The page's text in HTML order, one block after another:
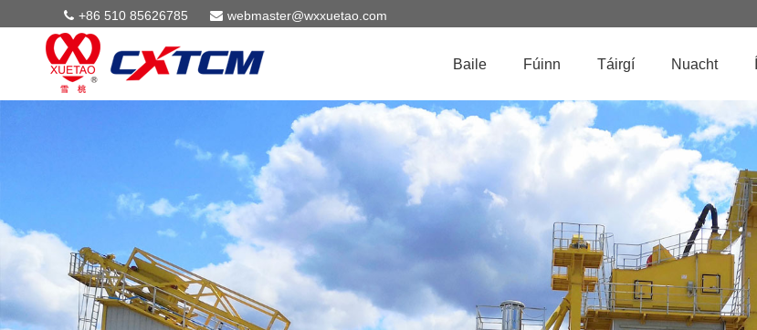
+86 510 85626785 webmaster@wxxuetao.com
Baile Fúinn Táirgí Nuacht